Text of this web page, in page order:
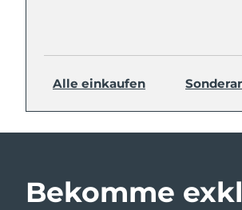
Alle einkaufen
Bekomme